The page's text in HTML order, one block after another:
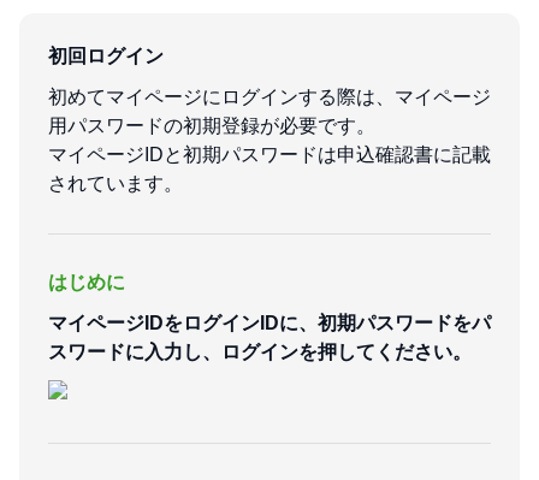
初回ログイン
初めてマイページにログインする際は、マイページ
用パスワードの初期登録が必要です。
マイページIDと初期パスワードは申込確認書に記載
されています。
はじめに
マイページIDをログインIDに、初期パスワードをパ
スワードに入力し、ログインを押してください。